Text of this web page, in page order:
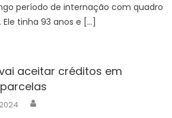
período de internação com quadro
tinha 93 anos e […]
aceitar créditos em